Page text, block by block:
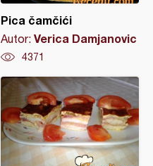
Pica čamčići
Autor: Verica Damjanovic
4371